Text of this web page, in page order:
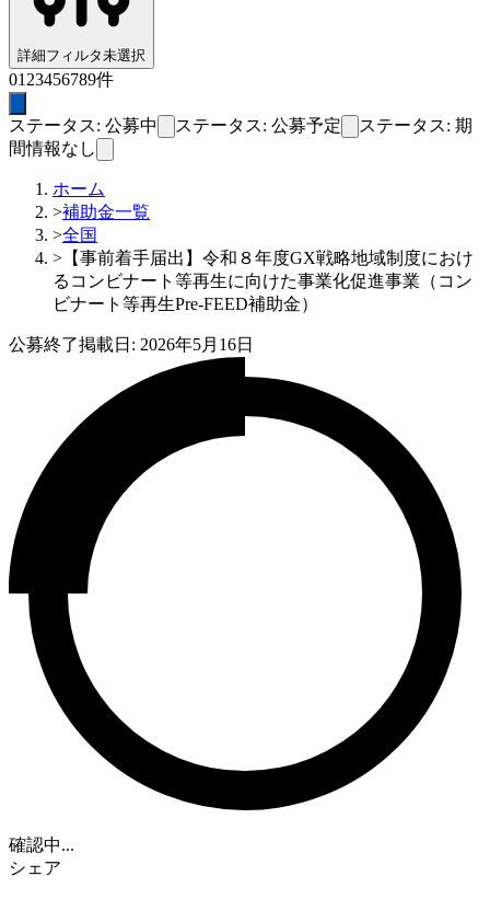
詳細フィルタ未選択
01 23456789件
ステータス: 公募中 ステータス: 公募予定
ステータス: 期
間情報なし
ホーム
>補助金一覧
>全国
> 【事前着手届出】令和８年度GX戦略地域制度におけ
るコンビナート等再生に向けた事業化促進事業（コン
ビナート等再生Pre-FEED補助金）
公募終了掲載日: 2026年5月16日
確認中...
シェア